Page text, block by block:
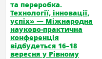
та переробка.
Технології, інновації,
успіх» — Міжнародна
науково-практична
конференція
відбудеться 16–18
вересня у Рівному